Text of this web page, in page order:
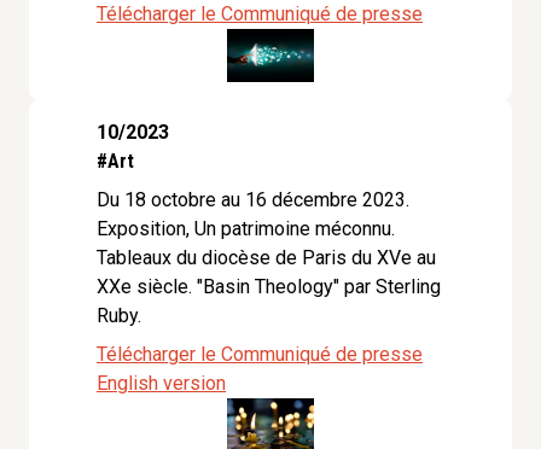
Télécharger le Communiqué de presse
10/2023
#Art
Du 18 octobre au 16 décembre 2023.
Exposition, Un patrimoine méconnu.
Tableaux du diocèse de Paris du XVe au
XXe siècle. "Basin Theology" par Sterling
Ruby.
Télécharger le Communiqué de presse
English version